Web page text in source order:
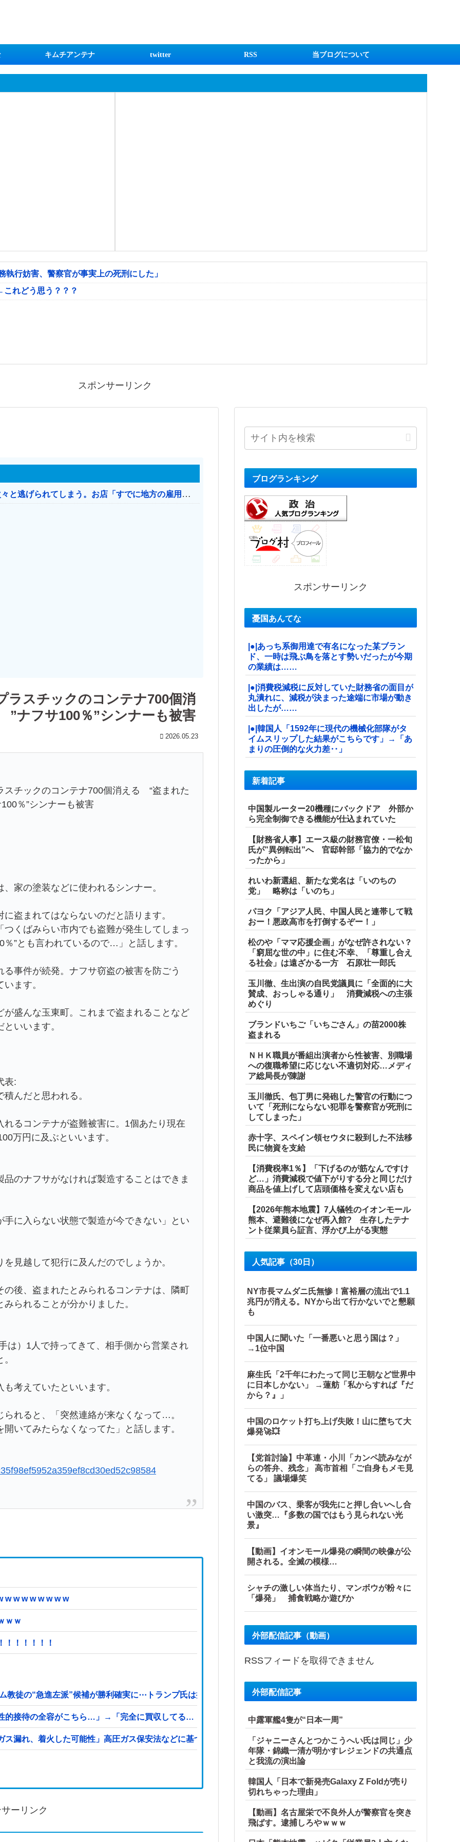
キムチアンテナ twitter RSS 当ブログについて
行妨害、警察官が事実上の死刑にした」
れどう思う？？？
スポンサーリンク
日本のお店、時給1500円でもミャンマー人に次々と逃げられてしまう。お店「すでに地方の雇用は崩壊」
スチックのコンテナ700個消
フサ100％”シンナーも被害
2026.05.23
チックのコンテナ700個消える “盗まれた
％”シンナーも被害
家の塗装などに使われるシンナー。
盗まれてはならないのだと語ります。
くばみらい市内でも盗難が発生してしまっ
”とも言われているので…」と話します。
事件が続発。ナフサ窃盗の被害を防ごう
ます。
盛んな玉東町。これまで盗まれることなど
いいます。
表:
んだと思われる。
るコンテナが盗難被害に。1個あたり現在
万円に及ぶといいます。
のナフサがなければ製造することはできま
に入らない状態で製造が今できない」とい
見越して犯行に及んだのでしょうか。
後、盗まれたとみられるコンテナは、隣町
られることが分かりました。
は）1人で持ってきて、相手側から営業され
考えていたといいます。
れると、「突然連絡が来なくなって…。
いてみたらなくなってた」と話します。
w w w w w w w w
ｗｗ
！！！！！！
教徒の“急進左派”候補が勝利確実に⋯トランプ氏は批判
的接待の全容がこちら…」→「完全に買収してる…（ブルブル」＝韓国の反応
漏れ、着火した可能性」高圧ガス保安法などに基づき、経産省に報告他
ーリンク
ブログランキング
スポンサーリンク
憂国あんてな
|●|あっち系御用達で有名になった某ブラン
ド、一時は飛ぶ鳥を落とす勢いだったが今期
の業績は……
|●|消費税減税に反対していた財務省の面目が
丸潰れに、減税が決まった途端に市場が動き
出したが……
|●|韓国人「1592年に現代の機械化部隊がタ
イムスリップした結果がこちらです」→「あ
まりの圧倒的な火力差‥」
新着記事
中国製ルーター20機種にバックドア 外部か
ら完全制御できる機能が仕込まれていた
【財務省人事】エース級の財務官僚・一松旬
氏が”異例転出”へ 官邸幹部「協力的でなか
ったから」
れいわ新選組、新たな党名は「いのちの
党」 略称は「いのち」
パヨク「アジア人民、中国人民と連帯して戦
おー！悪政高市を打倒するぞー！」
松のや「ママ応援企画」がなぜ許されない？
「窮屈な世の中」に住む不幸、「尊重し合え
る社会」は遠ざかる一方 石原壮一郎氏
玉川徹、生出演の自民党議員に「全面的に大
賛成、おっしゃる通り」 消費減税への主張
めぐり
ブランドいちご「いちごさん」の苗2000株
盗まれる
ＮＨＫ職員が番組出演者から性被害、別職場
への復職希望に応じない不適切対応…メディ
ア総局長が陳謝
玉川徹氏、包丁男に発砲した警官の行動につ
いて「死刑にならない犯罪を警察官が死刑に
してしまった」
赤十字、スペイン領セウタに殺到した不法移
民に物資を支給
【消費税率1％】「下げるのが筋なんですけ
ど…」消費減税で値下がりする分と同じだけ
商品を値上げして店頭価格を変えない店も
【2026年熊本地震】7人犠牲のイオンモール
熊本、避難後になぜ再入館? 生存したテナ
ント従業員ら証言、浮かび上がる実態
人気記事（30日）
NY市長マムダニ氏無惨！富裕層の流出で1.1
兆円が消える。NYから出て行かないでと懇願
も
中国人に聞いた「一番悪いと思う国は？」
→1位中国
麻生氏「2千年にわたって同じ王朝など世界中
に日本しかない」 →蓮舫「私からすれば『だ
から？』」
中国のロケット打ち上げ失敗！山に堕ちて大
爆発🚀💥
【党首討論】中革連・小川「カンペ読みなが
らの答弁、残念」 高市首相「ご自身もメモ見
てる」 議場爆笑
中国のバス、乗客が我先にと押し合いへし合
い激突…『多数の国ではもう見られない光
景』
【動画】イオンモール爆発の瞬間の映像が公
開される。全滅の模様…
シャチの激しい体当たり、マンボウが粉々に
「爆発」 捕食戦略か遊びか
外部配信記事（動画）
RSSフィードを取得できません
外部配信記事
中露軍艦4隻が“日本一周”
「ジャニーさんとつかこうへい氏は同じ」少
年隊・錦織一清が明かすレジェンドの共通点
と我流の演出論
韓国人「日本で新発売Galaxy Z Foldが売り
切れちゃった理由」
【動画】名古屋栄で不良外人が警察官を突き
飛ばす。逮捕しろやｗｗｗ